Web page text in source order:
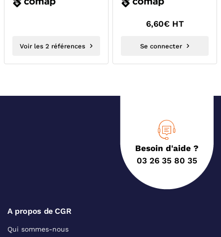
Voir les 2 références
6,60€ HT
Se connecter
Besoin d'aide ?
03 26 35 80 35
A propos de CGR
Qui sommes-nous